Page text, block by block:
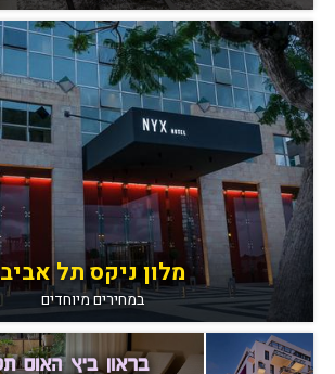
מלון ניקס תל אביב
במחירים מיוחדים